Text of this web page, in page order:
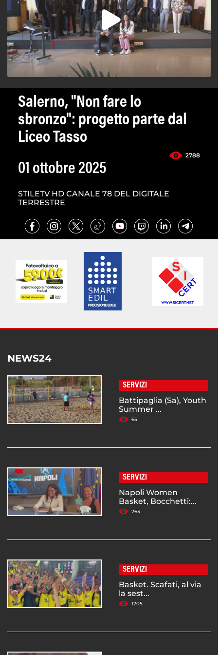
Salerno, "Non fare lo
sbronzo": progetto parte dal
Liceo Tasso
2788
01 ottobre 2025
STILETV HD CANALE 78 DEL DIGITALE
TERRESTRE
NEWS24
SERVIZI
Battipaglia (Sa), Youth
Summer ...
65
SERVIZI
Napoli Women
Basket, Bocchetti:...
263
SERVIZI
Basket. Scafati, al via
la sest...
1205